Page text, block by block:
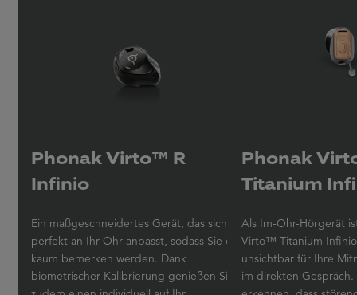
Phonak Virto™ R
Infinio
Ein maßgeschneidertes Gerät, das sich
perfekt an Ihr Ohr anpasst, sodass Sie es
kaum bemerken werden. Dank
biometrischer Kalibrierung genießen Sie
Phonak
Titanium
Als Im-Ohr-Hörgerät
Virto™ Titanium
unsichtbar für Ihre
im direkten